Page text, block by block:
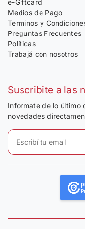
e-Giftcard
Medios de Pago
Terminos y
Preguntas Frecuentes
Políticas
Trabajá con nosotros
Suscribite a las
Informate de lo último
novedades